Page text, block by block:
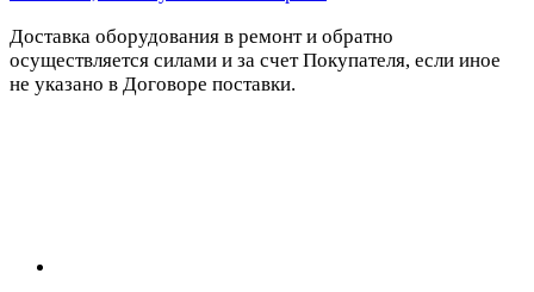
Доставка оборудования в ремонт и обратно
осуществляется силами и за счет Покупателя, если иное
не указано в Договоре поставки.